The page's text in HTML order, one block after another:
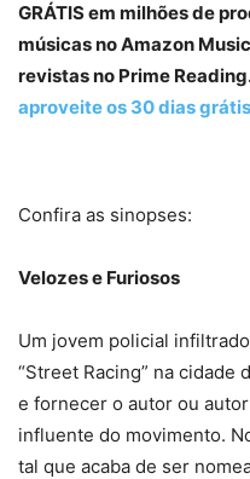
GRÁTIS em milhões de
músicas no Amazon
revistas no Prime
aproveite os 30 dias grátis
Confira as sinopses:
Velozes e Furiosos
Um jovem policial
“Street Racing” na cidade
e fornecer o autor ou
influente do movimento.
tal que acaba de ser